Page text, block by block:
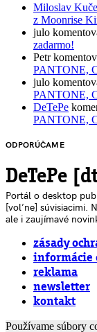
Miloslav
z Moonrise
julo
zadarmo!
Petr
PANTONE,
julo
PANTONE,
DeTePe
PANTONE,
ODPORÚČAME
DeTePe
Portál o desktop
[voľne] súvisiacimi.
ale i zaujímavé
zásady
informácie
reklama
newsletter
kontakt
Používame súbory